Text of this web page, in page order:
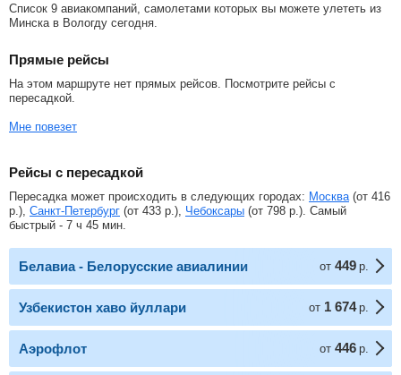
Список 9 авиакомпаний, самолетами которых вы можете улететь из
Минска в Вологду сегодня.
Прямые рейсы
На этом маршруте нет прямых рейсов. Посмотрите рейсы с
пересадкой.
Мне повезет
Рейсы с пересадкой
Пересадка может происходить в следующих городах: Москва (от 416
р. ), Санкт-Петербург (от 433 р. ), Чебоксары (от 798 р. ). Самый
быстрый - 7 ч 45 мин.
Белавиа - Белорусские авиалинии от 449 р.
Узбекистон хаво йуллари от 1 674 р.
Аэрофлот от 446 р.